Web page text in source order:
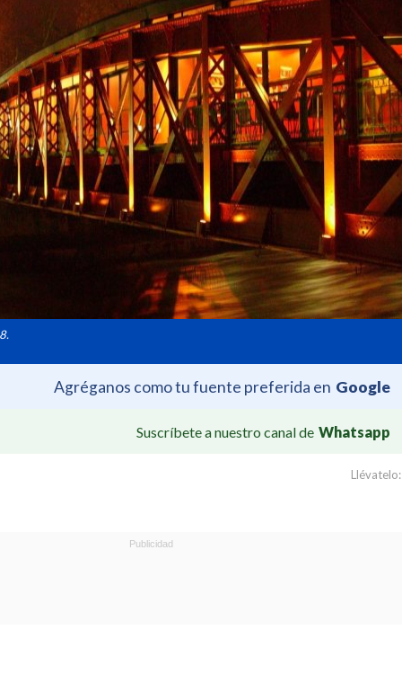
Agréganos como tu fuente preferida en Google
Suscríbete a nuestro canal de Whatsapp
Llévatelo: